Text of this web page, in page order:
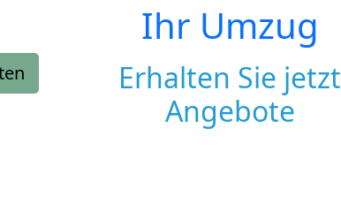
Ihr Umzug
Erhalten Sie jetzt
Angebote